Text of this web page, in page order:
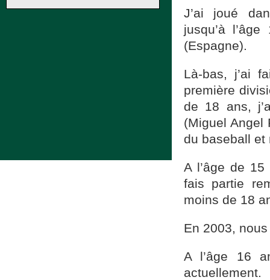
J’ai joué
jusqu’à
(Espagne).
Là-bas, j’ai
première
de 18 ans,
(Miguel Angel
du baseball et
A l’âge de
fais partie
moins de 18
En 2003,
A l’âge 16
actuellement.